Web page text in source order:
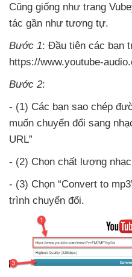
Cũng giống như trang
tác gần như tương tự.
Bước 1: Đầu tiên các bạn
https://www.youtube-
Bước 2:
- (1) Các bạn sao chép
muốn chuyển đổi sang
URL”
- (2) Chọn chất lượng nhạc
- (3) Chọn “Convert to
trình chuyển đổi.